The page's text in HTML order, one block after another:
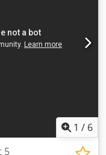
Op voorraad
worden
1 / 6
5